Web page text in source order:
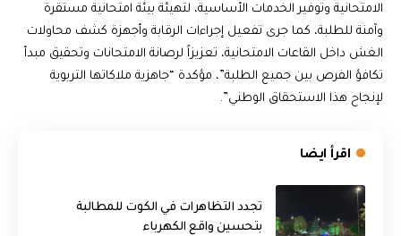
الامتحانية وتوفير الخدمات الأساسية، لتهيئة بيئة امتحانية مستقرة
وآمنة للطلبة، كما جرى تفعيل إجراءات الرقابة وأجهزة كشف محاولات
الغش داخل القاعات الامتحانية، تعزيزاً لرصانة الامتحانات وتحقيق مبدأ
تكافؤ الفرص بين جميع الطلبة”، مؤكدة “جاهزية ملاكاتها التربوية
لإنجاح هذا الاستحقاق الوطني”.
اقرأ ايضا
تجدد التظاهرات في الكوت للمطالبة
بتحسين واقع الكهرباء